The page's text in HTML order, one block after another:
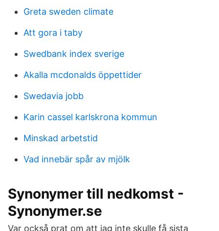
Greta sweden climate
Att gora i taby
Swedbank index sverige
Akalla mcdonalds öppettider
Swedavia jobb
Karin cassel karlskrona kommun
Minskad arbetstid
Vad innebär spår av mjölk
Synonymer till nedkomst -
Synonymer.se
Var också prat om att jag inte skulle få sista